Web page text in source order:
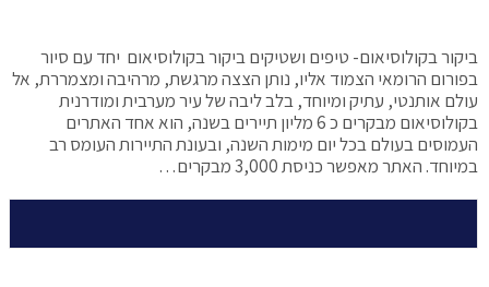
ביקור בקולוסיאום- טיפים ושטיקים ביקור בקולוסיאום יחד עם סיור
בפורום הרומאי הצמוד אליו, נותן הצצה מרגשת, מרהיבה ומצמררת, אל
עולם אותנטי, עתיק ומיוחד, בלב ליבה של עיר מערבית ומודרנית
בקולוסיאום מבקרים כ 6 מליון תיירים בשנה, הוא אחד האתרים
העמוסים בעולם בכל יום מימות השנה, ובעונת התיירות העומס רב
במיוחד. האתר מאפשר כניסת 3,000 מבקרים…